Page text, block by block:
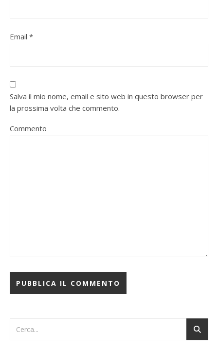
Email *
Salva il mio nome, email e sito web in questo browser per
la prossima volta che commento.
Commento